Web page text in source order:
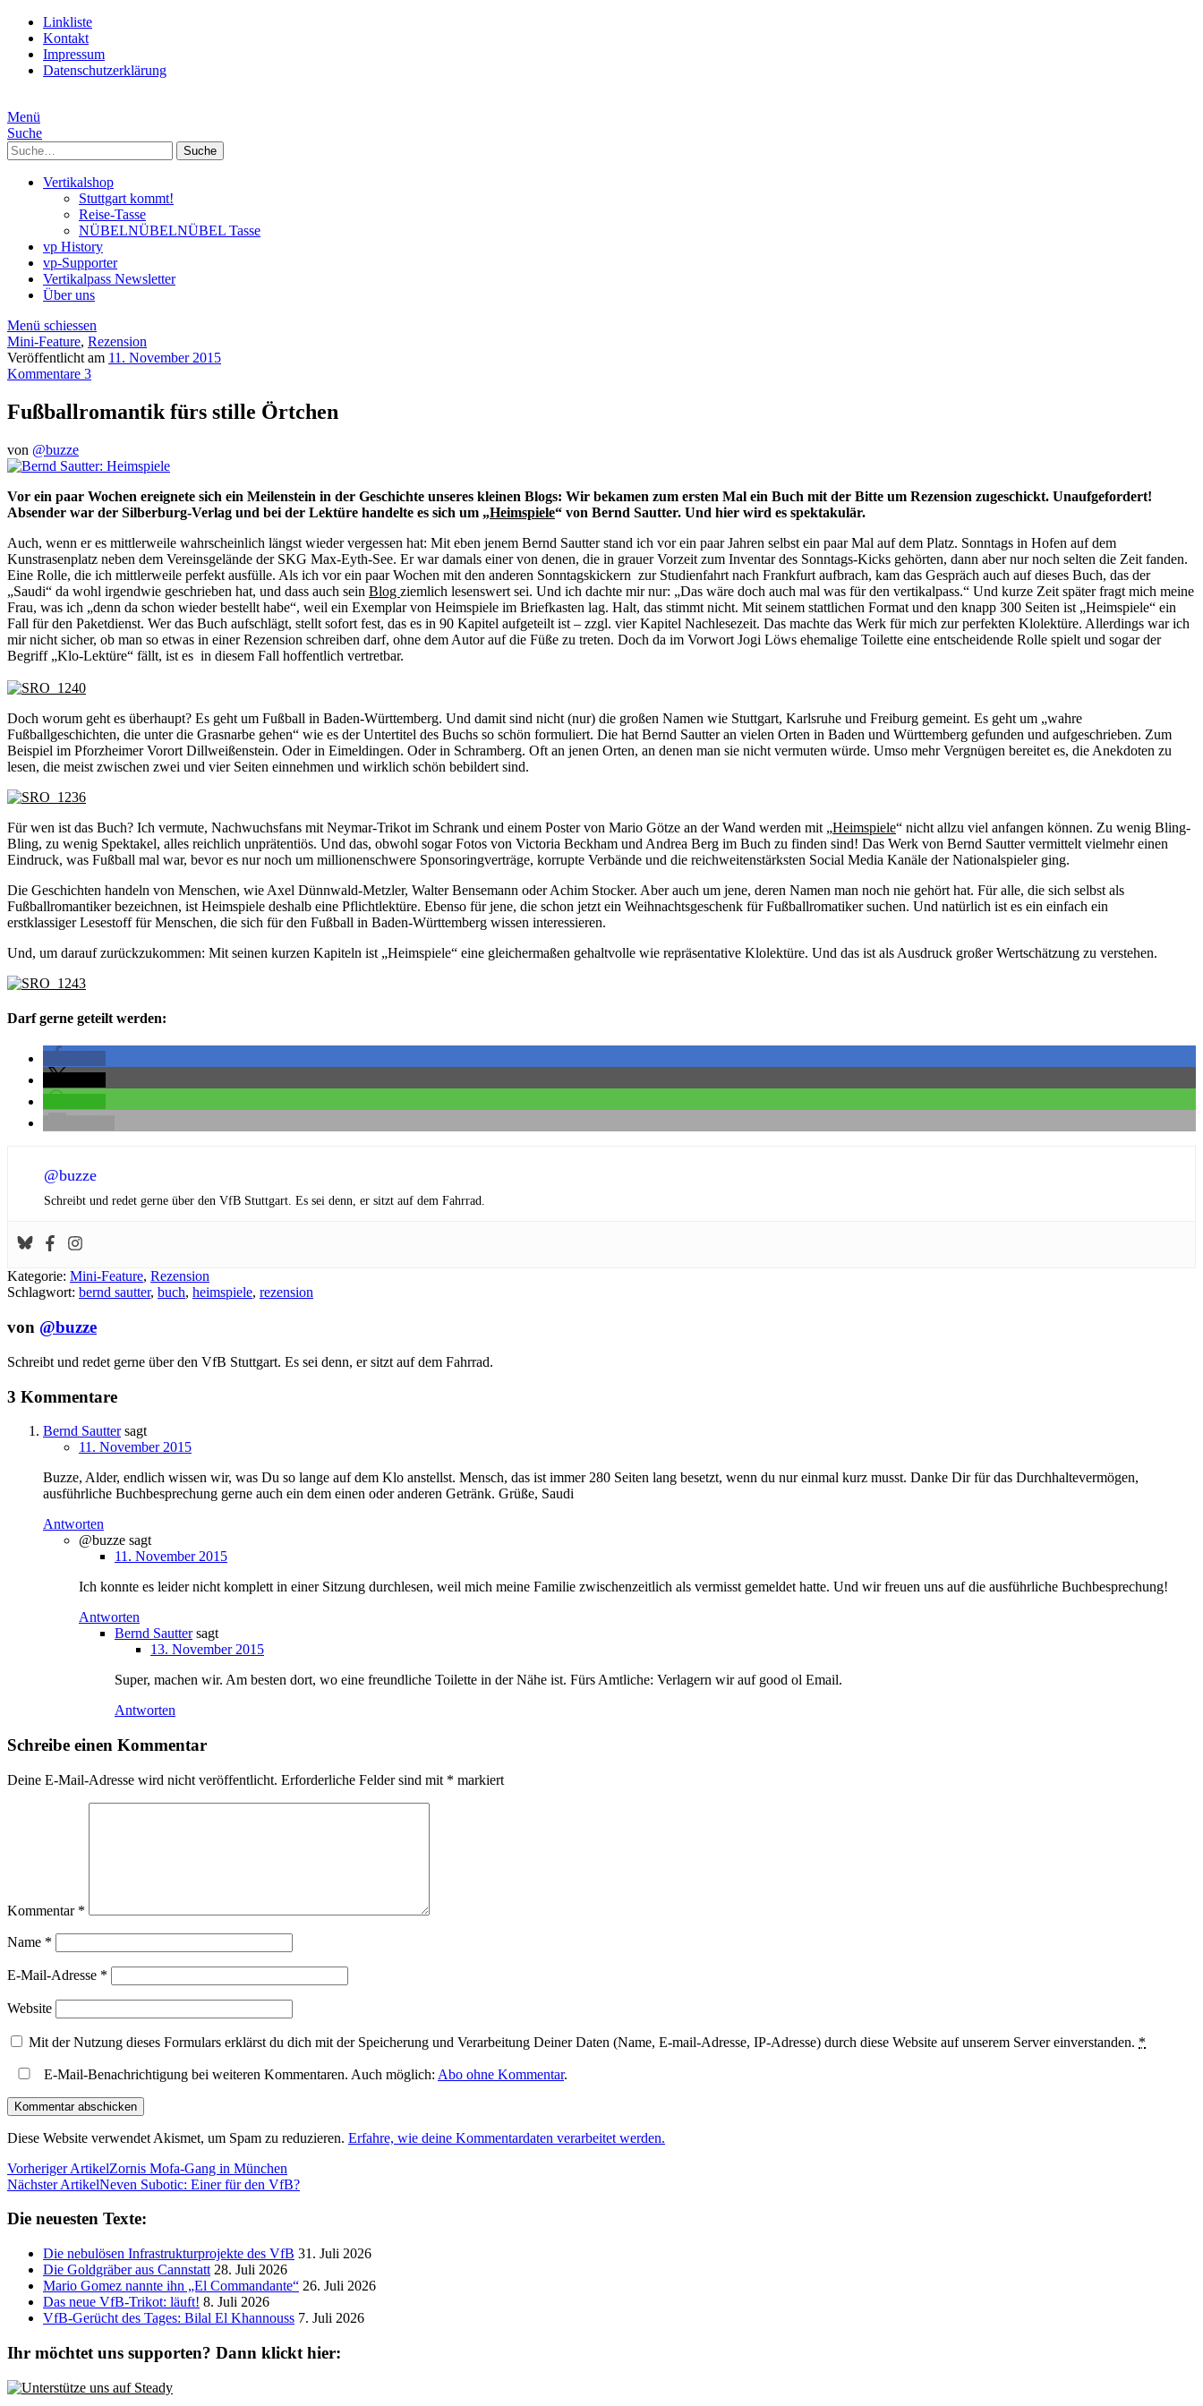
Linkliste
Kontakt
Impressum
Datenschutzerklärung
Menü
Suche
Suche
Vertikalshop
Stuttgart kommt!
Reise-Tasse
NÜBELNÜBELNÜBEL Tasse
vp History
vp-Supporter
Vertikalpass Newsletter
Über uns
Menü schiessen
Mini-Feature, Rezension
Veröffentlicht am 11. November 2015
Kommentare 3
Fußballromantik fürs stille Örtchen
von @buzze
Vor ein paar Wochen ereignete sich ein Meilenstein in der Geschichte unseres kleinen Blogs: Wir bekamen zum ersten Mal ein Buch mit der Bitte um Rezension zugeschickt. Unaufgefordert!
Absender war der Silberburg-Verlag und bei der Lektüre handelte es sich um „Heimspiele“ von Bernd Sautter. Und hier wird es spektakulär.
Auch, wenn er es mittlerweile wahrscheinlich längst wieder vergessen hat: Mit eben jenem Bernd Sautter stand ich vor ein paar Jahren selbst ein paar Mal auf dem Platz. Sonntags in Hofen auf dem
Kunstrasenplatz neben dem Vereinsgelände der SKG Max-Eyth-See. Er war damals einer von denen, die in grauer Vorzeit zum Inventar des Sonntags-Kicks gehörten, dann aber nur noch selten die Zeit fanden.
Eine Rolle, die ich mittlerweile perfekt ausfülle. Als ich vor ein paar Wochen mit den anderen Sonntagskickern zur Studienfahrt nach Frankfurt aufbrach, kam das Gespräch auch auf dieses Buch, das der
„Saudi“ da wohl irgendwie geschrieben hat, und dass auch sein Blog ziemlich lesenswert sei. Und ich dachte mir nur: „Das wäre doch auch mal was für den vertikalpass.“ Und kurze Zeit später fragt mich meine
Frau, was ich „denn da schon wieder bestellt habe“, weil ein Exemplar von Heimspiele im Briefkasten lag. Halt, das stimmt nicht. Mit seinem stattlichen Format und den knapp 300 Seiten ist „Heimspiele“ ein
Fall für den Paketdienst. Wer das Buch aufschlägt, stellt sofort fest, das es in 90 Kapitel aufgeteilt ist – zzgl. vier Kapitel Nachlesezeit. Das machte das Werk für mich zur perfekten Klolektüre. Allerdings war ich
mir nicht sicher, ob man so etwas in einer Rezension schreiben darf, ohne dem Autor auf die Füße zu treten. Doch da im Vorwort Jogi Löws ehemalige Toilette eine entscheidende Rolle spielt und sogar der
Begriff „Klo-Lektüre“ fällt, ist es in diesem Fall hoffentlich vertretbar.
Doch worum geht es überhaupt? Es geht um Fußball in Baden-Württemberg. Und damit sind nicht (nur) die großen Namen wie Stuttgart, Karlsruhe und Freiburg gemeint. Es geht um „wahre
Fußballgeschichten, die unter die Grasnarbe gehen“ wie es der Untertitel des Buchs so schön formuliert. Die hat Bernd Sautter an vielen Orten in Baden und Württemberg gefunden und aufgeschrieben. Zum
Beispiel im Pforzheimer Vorort Dillweißenstein. Oder in Eimeldingen. Oder in Schramberg. Oft an jenen Orten, an denen man sie nicht vermuten würde. Umso mehr Vergnügen bereitet es, die Anekdoten zu
lesen, die meist zwischen zwei und vier Seiten einnehmen und wirklich schön bebildert sind.
Für wen ist das Buch? Ich vermute, Nachwuchsfans mit Neymar-Trikot im Schrank und einem Poster von Mario Götze an der Wand werden mit „Heimspiele“ nicht allzu viel anfangen können. Zu wenig Bling-
Bling, zu wenig Spektakel, alles reichlich unprätentiös. Und das, obwohl sogar Fotos von Victoria Beckham und Andrea Berg im Buch zu finden sind! Das Werk von Bernd Sautter vermittelt vielmehr einen
Eindruck, was Fußball mal war, bevor es nur noch um millionenschwere Sponsoringverträge, korrupte Verbände und die reichweitenstärksten Social Media Kanäle der Nationalspieler ging.
Die Geschichten handeln von Menschen, wie Axel Dünnwald-Metzler, Walter Bensemann oder Achim Stocker. Aber auch um jene, deren Namen man noch nie gehört hat. Für alle, die sich selbst als
Fußballromantiker bezeichnen, ist Heimspiele deshalb eine Pflichtlektüre. Ebenso für jene, die schon jetzt ein Weihnachtsgeschenk für Fußballromatiker suchen. Und natürlich ist es ein einfach ein
erstklassiger Lesestoff für Menschen, die sich für den Fußball in Baden-Württemberg wissen interessieren.
Und, um darauf zurückzukommen: Mit seinen kurzen Kapiteln ist „Heimspiele“ eine gleichermaßen gehaltvolle wie repräsentative Klolektüre. Und das ist als Ausdruck großer Wertschätzung zu verstehen.
Darf gerne geteilt werden:
@buzze
Schreibt und redet gerne über den VfB Stuttgart. Es sei denn, er sitzt auf dem Fahrrad.
Kategorie: Mini-Feature, Rezension
Schlagwort: bernd sautter, buch, heimspiele, rezension
von @buzze
Schreibt und redet gerne über den VfB Stuttgart. Es sei denn, er sitzt auf dem Fahrrad.
3 Kommentare
Bernd Sautter sagt
11. November 2015
Buzze, Alder, endlich wissen wir, was Du so lange auf dem Klo anstellst. Mensch, das ist immer 280 Seiten lang besetzt, wenn du nur einmal kurz musst. Danke Dir für das Durchhaltevermögen,
ausführliche Buchbesprechung gerne auch ein dem einen oder anderen Getränk. Grüße, Saudi
Antworten
@buzze sagt
11. November 2015
Ich konnte es leider nicht komplett in einer Sitzung durchlesen, weil mich meine Familie zwischenzeitlich als vermisst gemeldet hatte. Und wir freuen uns auf die ausführliche Buchbesprechung!
Antworten
Bernd Sautter sagt
13. November 2015
Super, machen wir. Am besten dort, wo eine freundliche Toilette in der Nähe ist. Fürs Amtliche: Verlagern wir auf good ol Email.
Antworten
Schreibe einen Kommentar
Deine E-Mail-Adresse wird nicht veröffentlicht. Erforderliche Felder sind mit * markiert
Kommentar *
Name *
E-Mail-Adresse *
Website
Mit der Nutzung dieses Formulars erklärst du dich mit der Speicherung und Verarbeitung Deiner Daten (Name, E-mail-Adresse, IP-Adresse) durch diese Website auf unserem Server einverstanden. *
E-Mail-Benachrichtigung bei weiteren Kommentaren. Auch möglich: Abo ohne Kommentar.
Diese Website verwendet Akismet, um Spam zu reduzieren. Erfahre, wie deine Kommentardaten verarbeitet werden.
Vorheriger ArtikelZornis Mofa-Gang in München
Nächster ArtikelNeven Subotic: Einer für den VfB?
Die neuesten Texte:
Die nebulösen Infrastrukturprojekte des VfB 31. Juli 2026
Die Goldgräber aus Cannstatt 28. Juli 2026
Mario Gomez nannte ihn „El Commandante“ 26. Juli 2026
Das neue VfB-Trikot: läuft! 8. Juli 2026
VfB-Gerücht des Tages: Bilal El Khannouss 7. Juli 2026
Ihr möchtet uns supporten? Dann klickt hier: